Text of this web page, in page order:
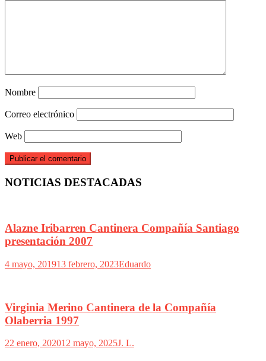
Nombre
Correo electrónico
Web
NOTICIAS DESTACADAS
Alazne Iribarren Cantinera Compañía Santiago
presentación 2007
4 mayo, 201913 febrero, 2023Eduardo
Virginia Merino Cantinera de la Compañía
Olaberria 1997
22 enero, 202012 mayo, 2025J. L.